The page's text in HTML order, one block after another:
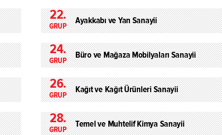
22.
GRUP Ayakkabı ve Yan Sanayii
24.
GRUP Büro ve Mağaza Mobilyaları Sanayii
26.
GRUP Kağıt ve Kağıt Ürünleri Sanayii
28.
GRUP Temel ve Muhtelif Kimya Sanayii